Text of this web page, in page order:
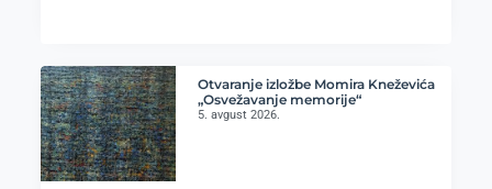
Otvaranje izložbe Momira Kneževića
„Osvežavanje memorije“
5. avgust 2026.